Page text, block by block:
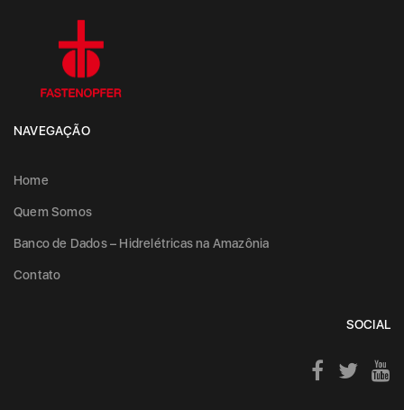
NAVEGAÇÃO
Home
Quem Somos
Banco de Dados – Hidrelétricas na Amazônia
Contato
SOCIAL